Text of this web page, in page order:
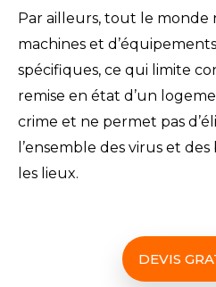
Par ailleurs, tout le monde
machines et
spécifiques, ce qui limite
remise en état d’un
crime et ne permet pas
l’ensemble des virus et
les lieux.
DEVIS